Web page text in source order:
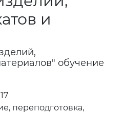
и
обучение
переподготовка,